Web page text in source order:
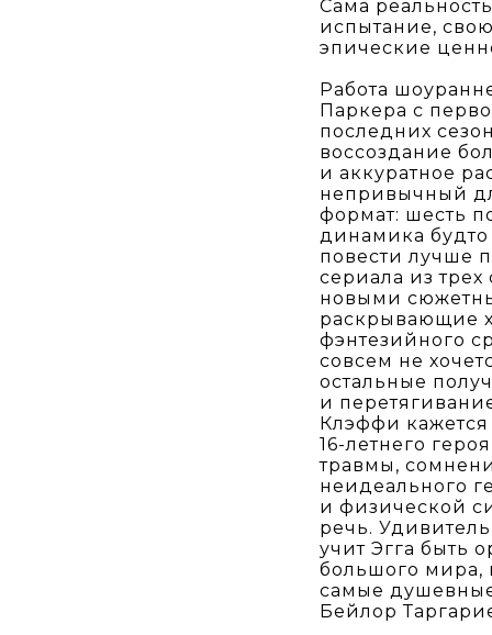
Сама
испытание,
эпические
Работа
Паркера с
последних
воссоздание
и аккуратное
непривычный
формат: шесть
динамика
повести лучше
сериала из
новыми
раскрывающие
фэнтезийного
совсем не
остальные
и
Клэффи кажется
16-летнего
травмы,
неидеального
и физической
речь.
учит Эгга быть
большого мира,
самые
Бейлор